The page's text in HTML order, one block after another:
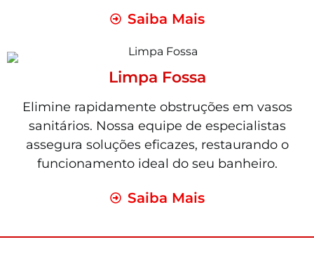
Saiba Mais
Limpa Fossa
Elimine rapidamente obstruções em vasos
sanitários. Nossa equipe de especialistas
assegura soluções eficazes, restaurando o
funcionamento ideal do seu banheiro.
Saiba Mais